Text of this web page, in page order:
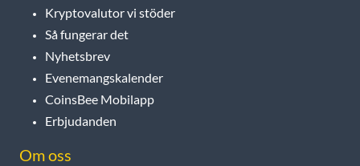
Kryptovalutor vi stöder
Så fungerar det
Nyhetsbrev
Evenemangskalender
CoinsBee Mobilapp
Erbjudanden
Om oss